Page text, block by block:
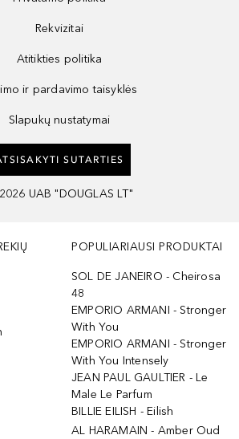
Rekvizitai
Atitikties politika
ir pardavimo taisyklės
Slapukų nustatymai
SUTARTIES
2026 UAB "DOUGLAS LT"
POPULIARIAUSI PRODUKTAI
SOL DE JANEIRO - Cheirosa
48
EMPORIO ARMANI - Stronger
With You
EMPORIO ARMANI - Stronger
With You Intensely
JEAN PAUL GAULTIER - Le
Male Le Parfum
BILLIE EILISH - Eilish
AL HARAMAIN - Amber Oud